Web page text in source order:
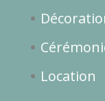
Location